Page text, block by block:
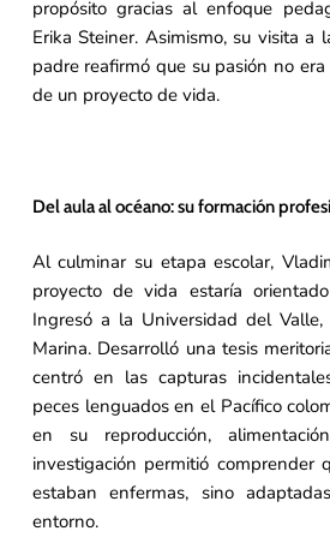
propósito gracias al enfoque
Erika Steiner. Asimismo, su visita a
padre reafirmó que su pasión no
de un proyecto de vida.
Del aula al océano: su formación
Al culminar su etapa escolar,
proyecto de vida estaría
Ingresó a la Universidad del Valle,
Marina. Desarrolló una tesis
centró en las capturas
peces lenguados en el Pacífico
en su reproducción,
investigación permitió comprender
estaban enfermas, sino
entorno.